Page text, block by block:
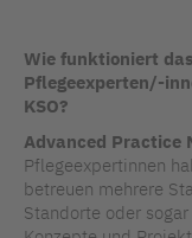
Wie funktioniert
Pflegeexperten/-
KSO?
Advanced Practice
Pflegeexpertinnen
betreuen mehrere
Standorte oder